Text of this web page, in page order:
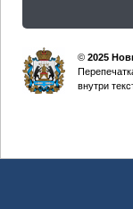
© 2025
внутри